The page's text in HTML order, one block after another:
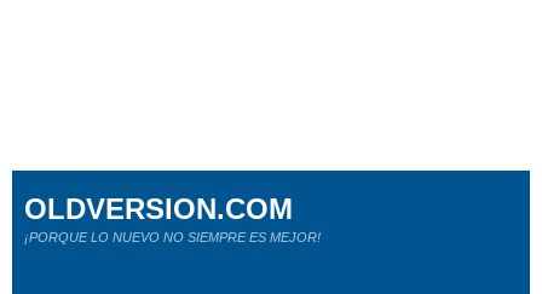
OLDVERSION.COM
¡PORQUE LO NUEVO NO SIEMPRE ES MEJOR!